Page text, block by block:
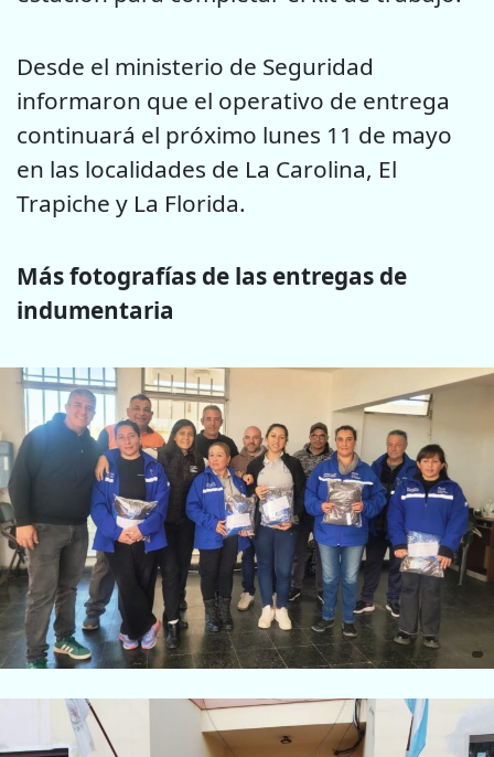
Desde el ministerio de Seguridad
informaron que el operativo de entrega
continuará el próximo lunes 11 de mayo
en las localidades de La Carolina, El
Trapiche y La Florida.
Más fotografías de las entregas de
indumentaria